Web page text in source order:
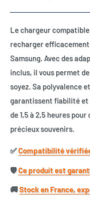
Le chargeur
recharger
Samsung. Avec des
inclus, il vous permet
soyez. Sa polyvalence
garantissent fiabilité et
de 1,5 à 2,5 heures
précieux souvenirs.
✅​Compatibilité
🛡️​Ce produit est
🚚​Stock en France,